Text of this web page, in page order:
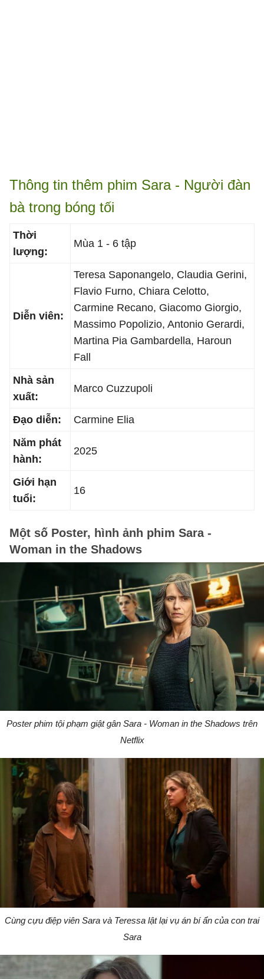
Thông tin thêm phim Sara - Người đàn
bà trong bóng tối
Thời
lượng:
Mùa 1 - 6 tập
Diễn viên:
Teresa Saponangelo, Claudia Gerini,
Flavio Furno, Chiara Celotto,
Carmine Recano, Giacomo Giorgio,
Massimo Popolizio, Antonio Gerardi,
Martina Pia Gambardella, Haroun
Fall
Nhà sản
xuất:
Marco Cuzzupoli
Đạo diễn:
Carmine Elia
Năm phát
hành:
2025
Giới hạn
tuổi:
16
Một số Poster, hình ảnh phim Sara -
Woman in the Shadows
Poster phim tội phạm giật gân Sara - Woman in the Shadows trên
Netflix
Cùng cựu điệp viên Sara và Teressa lật lại vụ án bí ẩn của con trai
Sara